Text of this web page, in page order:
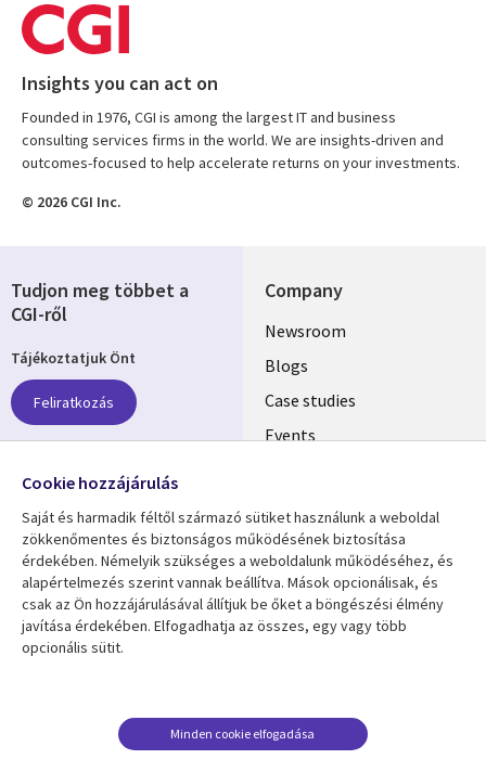
Insights you can act on
Founded in 1976, CGI is among the largest IT and business
consulting services firms in the world. We are insights-driven and
outcomes-focused to help accelerate returns on your investments.
© 2026 CGI Inc.
Company
Useful
links
SECTIONS
EN
Newsroom
Blogs
Case studies
Events
Resource center
Library
HUNGARY
Articles
Support
Tudjon meg többet a
CGI-ről
Tájékoztatjuk Önt
Feliratkozás
Follow us
Cookie hozzájárulás
Saját és harmadik féltől származó sütiket használunk a weboldal
zökkenőmentes és biztonságos működésének biztosítása
érdekében. Némelyik szükséges a weboldalunk működéséhez, és
alapértelmezés szerint vannak beállítva. Mások opcionálisak, és
csak az Ön hozzájárulásával állítjuk be őket a böngészési élmény
javítása érdekében. Elfogadhatja az összes, egy vagy több
opcionális sütit.
Minden cookie elfogadása